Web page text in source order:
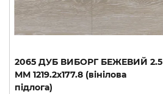
2065 ДУБ ВИБОРГ БЕЖЕВИЙ 2.5
ММ 1219.2х177.8 (вінілова
підлога)